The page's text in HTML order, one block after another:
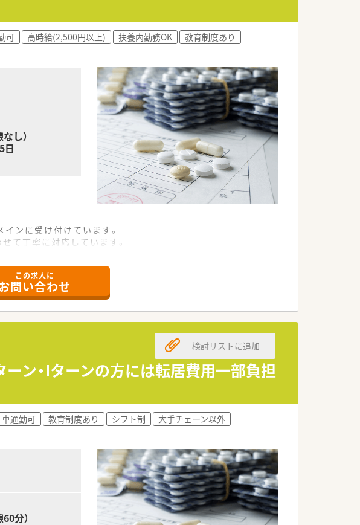
可 高時給(2,500円以上) 扶養内勤務OK
教育制度あり
し）
日
ンに受け付けています。
て丁寧に対応しています。
た運営を行う企業です。
することを信念としています。
作りに力を注いでいます。
を希望する方が活躍中です。
けながら業務に励んでいます。
るく楽しく働く方ばかりです。
この求人に
問い合わせ
ン・Iターンの方には転居費用一部負担
検討リストに追加
車通勤可 教育制度あり シフト制
大手チェーン以外
分）